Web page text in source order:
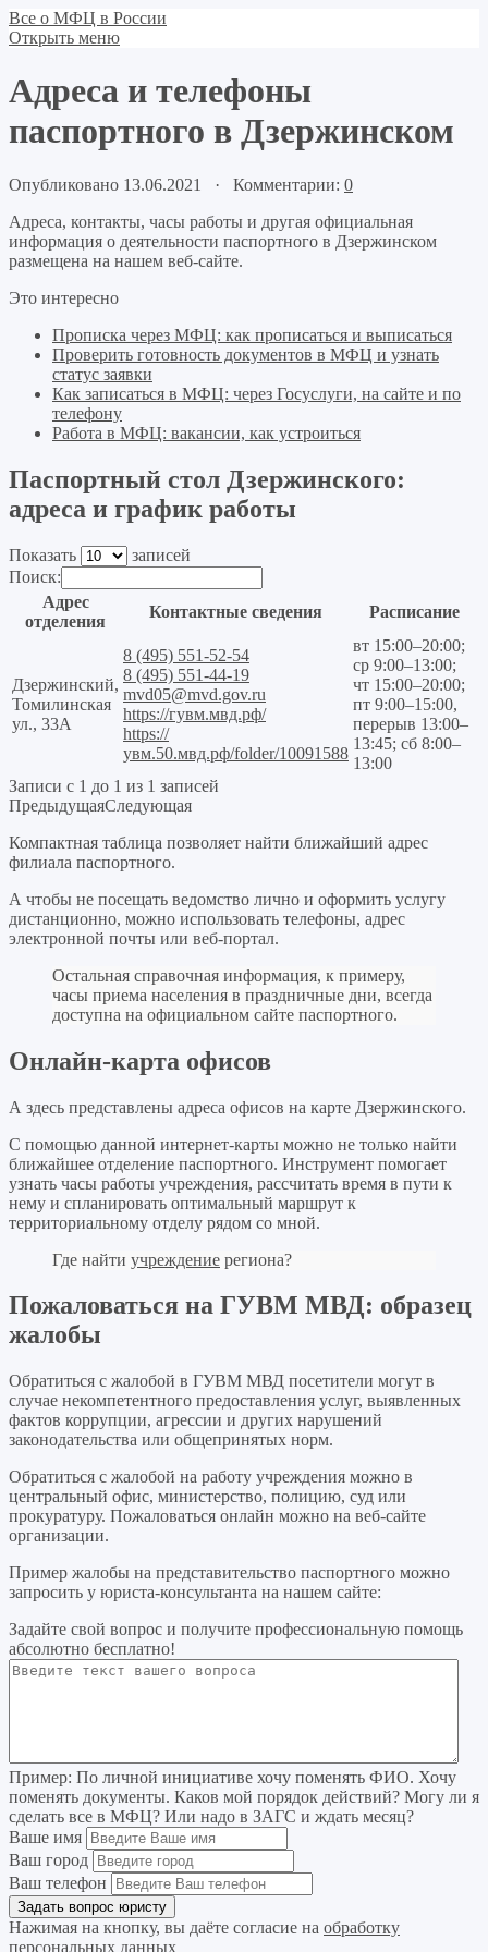
Все о МФЦ в России
Открыть меню
Адреса и телефоны
паспортного в Дзержинском
Опубликовано 13.06.2021 · Комментарии: 0
Адреса, контакты, часы работы и другая официальная
информация о деятельности паспортного в Дзержинском
размещена на нашем веб-сайте.
Это интересно
Прописка через МФЦ: как прописаться и выписаться
Проверить готовность документов в МФЦ и узнать
статус заявки
Как записаться в МФЦ: через Госуслуги, на сайте и по
телефону
Работа в МФЦ: вакансии, как устроиться
Паспортный стол Дзержинского:
адреса и график работы
Показать
записей
Поиск:
Адрес
отделения
Контактные сведения Расписание
Дзержинский,
Томилинская
ул., 33А
8 (495) 551-52-54
8 (495) 551-44-19
mvd05@mvd.gov.ru
https://гувм.мвд.рф/
https://
увм.50.мвд.рф/folder/10091588
вт 15:00–20:00;
ср 9:00–13:00;
чт 15:00–20:00;
пт 9:00–15:00,
перерыв 13:00–
13:45; сб 8:00–
13:00
Записи с 1 до 1 из 1 записей
ПредыдущаяСледующая
Компактная таблица позволяет найти ближайший адрес
филиала паспортного.
А чтобы не посещать ведомство лично и оформить услугу
дистанционно, можно использовать телефоны, адрес
электронной почты или веб-портал.
Остальная справочная информация, к примеру,
часы приема населения в праздничные дни, всегда
доступна на официальном сайте паспортного.
Онлайн-карта офисов
А здесь представлены адреса офисов на карте Дзержинского.
С помощью данной интернет-карты можно не только найти
ближайшее отделение паспортного. Инструмент помогает
узнать часы работы учреждения, рассчитать время в пути к
нему и спланировать оптимальный маршрут к
территориальному отделу рядом со мной.
Где найти учреждение региона?
Пожаловаться на ГУВМ МВД: образец
жалобы
Обратиться с жалобой в ГУВМ МВД посетители могут в
случае некомпетентного предоставления услуг, выявленных
фактов коррупции, агрессии и других нарушений
законодательства или общепринятых норм.
Обратиться с жалобой на работу учреждения можно в
центральный офис, министерство, полицию, суд или
прокуратуру. Пожаловаться онлайн можно на веб-сайте
организации.
Пример жалобы на представительство паспортного можно
запросить у юриста-консультанта на нашем сайте:
Задайте свой вопрос и получите профессиональную помощь
абсолютно бесплатно!
Пример: По личной инициативе хочу поменять ФИО. Хочу
поменять документы. Каков мой порядок действий? Могу ли я
сделать все в МФЦ? Или надо в ЗАГС и ждать месяц?
Ваше имя
Ваш город
Ваш телефон
Нажимая на кнопку, вы даёте согласие на обработку
персональных данных